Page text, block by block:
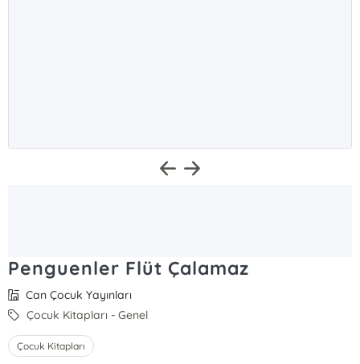
Penguenler Flüt Çalamaz
Can Çocuk Yayınları
Çocuk Kitapları - Genel
Çocuk Kitapları